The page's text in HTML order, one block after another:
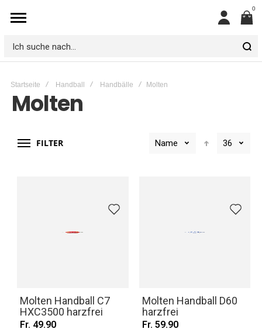
Mein
0
Ich
nach...
Startseite Handball Handbälle Molten
Molten
FILTER Name 36
Molten Handball C7
HXC3500 harzfrei
Fr. 49.90
Molten Handball D60
harzfrei
Fr. 59.90